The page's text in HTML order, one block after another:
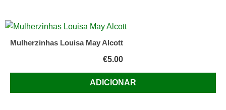
Mulherzinhas Louisa May Alcott
€5.00
ADICIONAR